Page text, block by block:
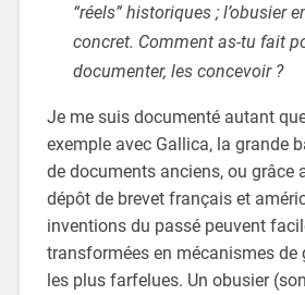
“réels” historiques ; l’obusier
concret. Comment as-tu fait
documenter, les concevoir ?
Je me suis documenté autant
exemple avec Gallica, la grande
de documents anciens, ou grâce
dépôt de brevet français et
inventions du passé peuvent
transformées en mécanismes de
les plus farfelues. Un obusier